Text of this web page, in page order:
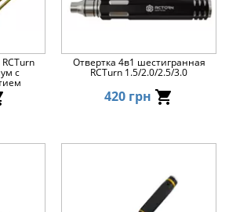
с
Отвертка 4в1 шестигранная
RCTurn 1.5/2.0/2.5/3.0
420 грн